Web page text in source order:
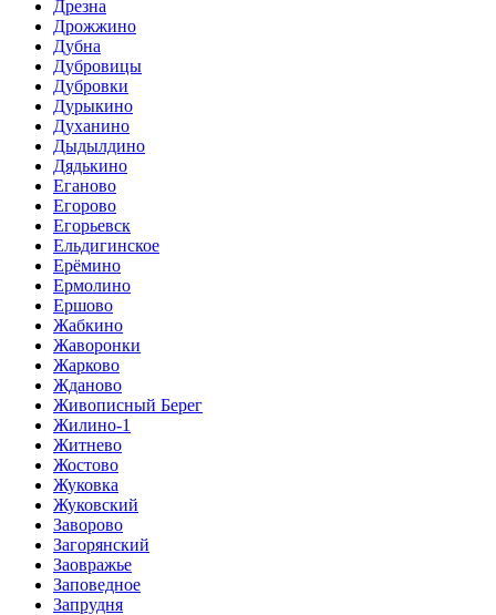
Дрезна
Дрожжино
Дубна
Дубровицы
Дубровки
Дурыкино
Духанино
Дыдылдино
Дядькино
Еганово
Егорово
Егорьевск
Ельдигинское
Ерёмино
Ермолино
Ершово
Жабкино
Жаворонки
Жарково
Жданово
Живописный Берег
Жилино-1
Житнево
Жостово
Жуковка
Жуковский
Заворово
Загорянский
Заовражье
Заповедное
Запрудня